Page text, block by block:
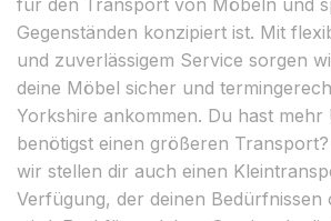
Gegenständen konzipiert ist. Mit
und zuverlässigem Service sorgen
deine Möbel sicher und
Yorkshire ankommen. Du hast mehr
benötigst einen größeren
wir stellen dir auch einen
Verfügung, der deinen Bedürfnissen